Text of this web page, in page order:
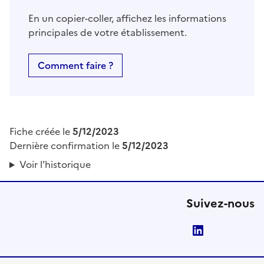
En un copier-coller, affichez les informations
principales de votre établissement.
Comment faire ?
Fiche créée le5/12/2023
Dernière confirmation le5/12/2023
Voir l'historique
Suivez-nous